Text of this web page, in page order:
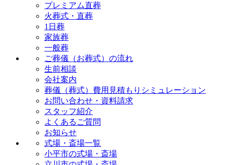
プレミアム直葬
火葬式・直葬
1日葬
家族葬
一般葬
ご葬儀（お葬式）の流れ
生前相談
会社案内
葬儀（葬式）費用見積もりシミュレーション
お問い合わせ・資料請求
スタッフ紹介
よくあるご質問
お知らせ
式場・斎場一覧
小平市の式場・斎場